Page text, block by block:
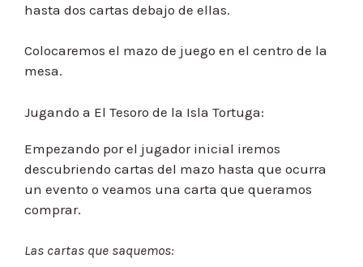
hasta dos cartas debajo de ellas.
Colocaremos el mazo de juego en el centro de la
mesa.
Jugando a El Tesoro de la Isla Tortuga:
Empezando por el jugador inicial iremos
descubriendo cartas del mazo hasta que ocurra
un evento o veamos una carta que queramos
comprar.
Las cartas que saquemos: